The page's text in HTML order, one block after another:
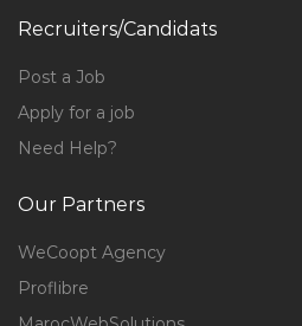
Recruiters/Candidats
Post a Job
Apply for a job
Need Help?
Our Partners
WeCoopt Agency
Proflibre